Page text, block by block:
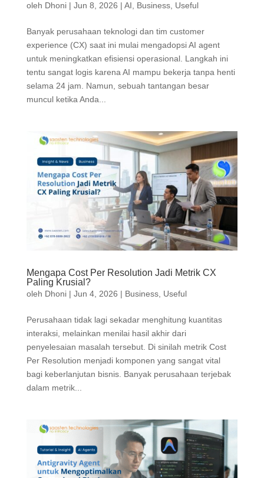
oleh Dhoni| Jun 8, 2026 | AI Business, Useful
Banyak perusahaan teknologi dan tim customer
experience (CX) saat ini mulai mengadopsi AI agent
untuk meningkatkan efisiensi operasional. Langkah ini
tentu sangat logis karena AI mampu bekerja tanpa henti
selama 24 jam. Namun, sebuah tantangan besar
muncul ketika Anda...
Mengapa Cost Per Resolution Jadi Metrik CX
Paling Krusial?
oleh Dhoni| Jun 4, 2026 | Business, Useful
Perusahaan tidak lagi sekadar menghitung kuantitas
interaksi, melainkan menilai hasil akhir dari
penyelesaian masalah tersebut. Di sinilah metrik Cost
Per Resolution menjadi komponen yang sangat vital
bagi keberlanjutan bisnis. Banyak perusahaan terjebak
dalam metrik...